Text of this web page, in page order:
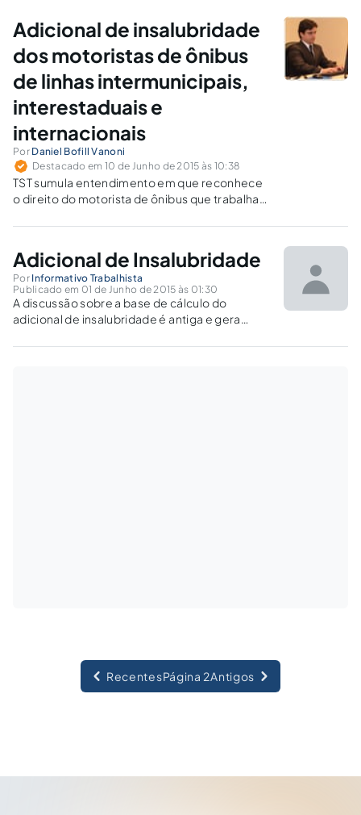
serão explicadas no presente artigo.
Adicional de insalubridade
dos motoristas de ônibus
de linhas intermunicipais,
interestaduais e
internacionais
Por Daniel Bofill Vanoni
Destacado em 10 de Junho de 2015 às 10:38
TST sumula entendimento em que reconhece
o direito do motorista de ônibus que trabalha
internacional ao adicional de insalubridade em
Adicional de Insalubridade
Por Informativo Trabalhista
Publicado em 01 de Junho de 2015 às 01:30
A discussão sobre a base de cálculo do
adicional de insalubridade é antiga e gera
Consequentemente, surge dúvida sobre qual
RecentesPágina 2Antigos